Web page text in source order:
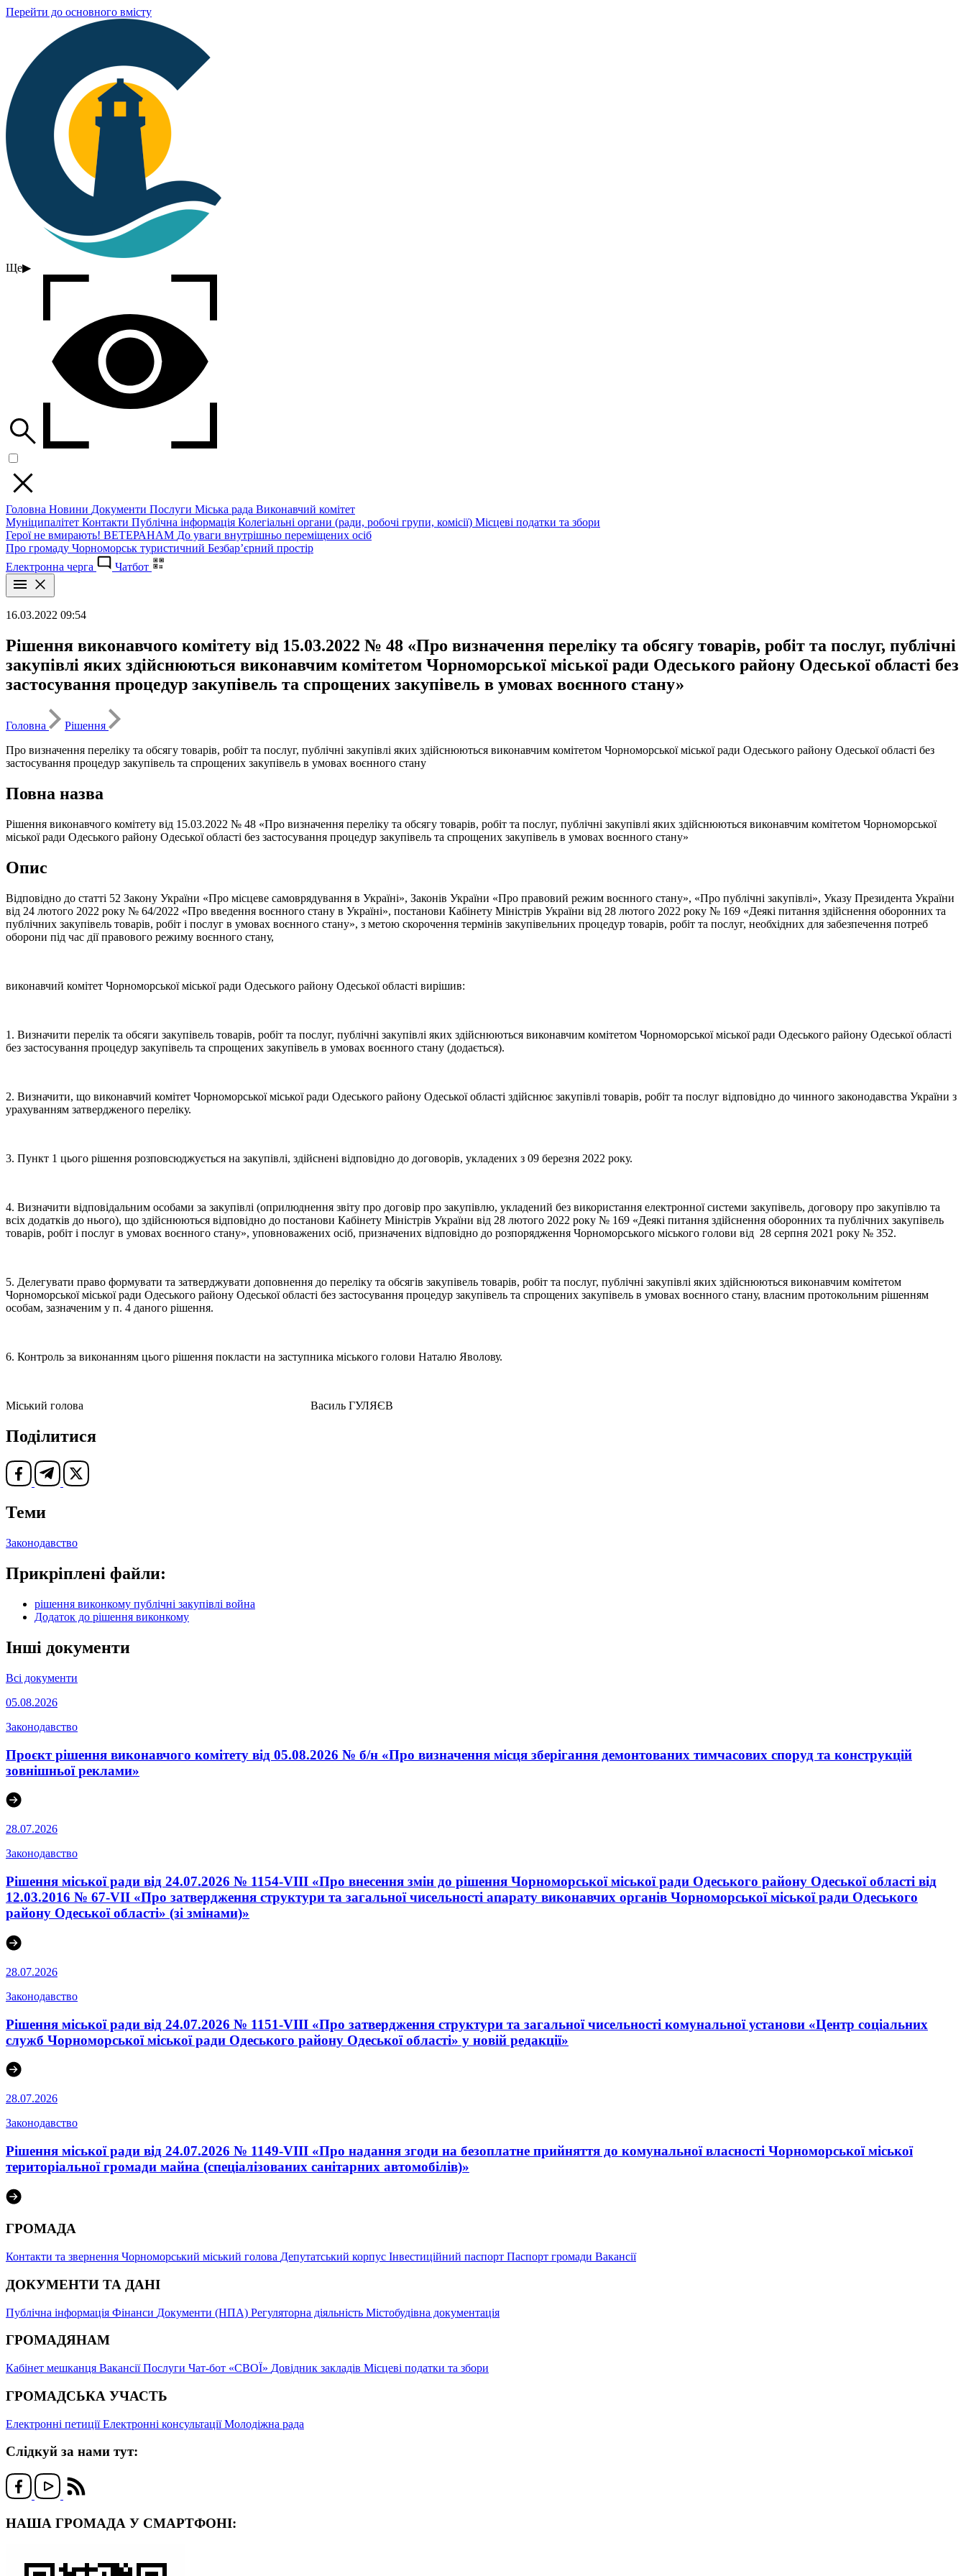
Перейти до основного вмісту
Ще▶
Головна Новини Документи Послуги Міська рада Виконавчий комітет
Муніципалітет Контакти Публічна інформація Колегіальні органи (ради, робочі групи, комісії) Місцеві податки та збори
Герої не вмирають! ВЕТЕРАНАМ До уваги внутрішньо переміщених осіб
Про громаду Чорноморськ туристичний Безбар’єрний простір
Електронна черга
Чатбот
16.03.2022 09:54
Рішення виконавчого комітету від 15.03.2022 № 48 «Про визначення переліку та обсягу товарів, робіт та послуг, публічні
закупівлі яких здійснюються виконавчим комітетом Чорноморської міської ради Одеського району Одеської області без
застосування процедур закупівель та спрощених закупівель в умовах воєнного стану»
Головна
Рішення
Про визначення переліку та обсягу товарів, робіт та послуг, публічні закупівлі яких здійснюються виконавчим комітетом Чорноморської міської ради Одеського району Одеської області без
застосування процедур закупівель та спрощених закупівель в умовах воєнного стану
Повна назва
Рішення виконавчого комітету від 15.03.2022 № 48 «Про визначення переліку та обсягу товарів, робіт та послуг, публічні закупівлі яких здійснюються виконавчим комітетом Чорноморської
міської ради Одеського району Одеської області без застосування процедур закупівель та спрощених закупівель в умовах воєнного стану»
Опис
Відповідно до статті 52 Закону України «Про місцеве самоврядування в Україні», Законів України «Про правовий режим воєнного стану», «Про публічні закупівлі», Указу Президента України
від 24 лютого 2022 року № 64/2022 «Про введення воєнного стану в Україні», постанови Кабінету Міністрів України від 28 лютого 2022 року № 169 «Деякі питання здійснення оборонних та
публічних закупівель товарів, робіт і послуг в умовах воєнного стану», з метою скорочення термінів закупівельних процедур товарів, робіт та послуг, необхідних для забезпечення потреб
оборони під час дії правового режиму воєнного стану,
виконавчий комітет Чорноморської міської ради Одеського району Одеської області вирішив:
1. Визначити перелік та обсяги закупівель товарів, робіт та послуг, публічні закупівлі яких здійснюються виконавчим комітетом Чорноморської міської ради Одеського району Одеської області
без застосування процедур закупівель та спрощених закупівель в умовах воєнного стану (додається).
2. Визначити, що виконавчий комітет Чорноморської міської ради Одеського району Одеської області здійснює закупівлі товарів, робіт та послуг відповідно до чинного законодавства України з
урахуванням затвердженого переліку.
3. Пункт 1 цього рішення розповсюджується на закупівлі, здійснені відповідно до договорів, укладених з 09 березня 2022 року.
4. Визначити відповідальним особами за закупівлі (оприлюднення звіту про договір про закупівлю, укладений без використання електронної системи закупівель, договору про закупівлю та
всіх додатків до нього), що здійснюються відповідно до постанови Кабінету Міністрів України від 28 лютого 2022 року № 169 «Деякі питання здійснення оборонних та публічних закупівель
товарів, робіт і послуг в умовах воєнного стану», уповноважених осіб, призначених відповідно до розпорядження Чорноморського міського голови від 28 серпня 2021 року № 352.
5. Делегувати право формувати та затверджувати доповнення до переліку та обсягів закупівель товарів, робіт та послуг, публічні закупівлі яких здійснюються виконавчим комітетом
Чорноморської міської ради Одеського району Одеської області без застосування процедур закупівель та спрощених закупівель в умовах воєнного стану, власним протокольним рішенням
особам, зазначеним у п. 4 даного рішення.
6. Контроль за виконанням цього рішення покласти на заступника міського голови Наталю Яволову.
Міський голова Василь ГУЛЯЄВ
Поділитися
Теми
Законодавство
Прикріплені файли:
рішення виконкому публічні закупівлі война
Додаток до рішення виконкому
Інші документи
Всі документи
05.08.2026
Законодавство
Проєкт рішення виконавчого комітету від 05.08.2026 № б/н «Про визначення місця зберігання демонтованих тимчасових споруд та конструкцій
зовнішньої реклами»
28.07.2026
Законодавство
Рішення міської ради від 24.07.2026 № 1154-VIII «Про внесення змін до рішення Чорноморської міської ради Одеського району Одеської області від
12.03.2016 № 67-VІI «Про затвердження структури та загальної чисельності апарату виконавчих органів Чорноморської міської ради Одеського
району Одеської області» (зі змінами)»
28.07.2026
Законодавство
Рішення міської ради від 24.07.2026 № 1151-VIII «Про затвердження структури та загальної чисельності комунальної установи «Центр соціальних
служб Чорноморської міської ради Одеського району Одеської області» у новій редакції»
28.07.2026
Законодавство
Рішення міської ради від 24.07.2026 № 1149-VIII «Про надання згоди на безоплатне прийняття до комунальної власності Чорноморської міської
територіальної громади майна (спеціалізованих санітарних автомобілів)»
ГРОМАДА
Контакти та звернення Чорноморський міський голова Депутатський корпус Інвестиційний паспорт Паспорт громади Вакансії
ДОКУМЕНТИ ТА ДАНІ
Публічна інформація Фінанси Документи (НПА) Регуляторна діяльність Містобудівна документація
ГРОМАДЯНАМ
Кабінет мешканця ВакансіїПослуги Чат-бот «СВОЇ» Довідник закладів Місцеві податки та збори
ГРОМАДСЬКА УЧАСТЬ
Електронні петиціїЕлектронні консультаціїМолодіжна рада
Слідкуй за нами тут:
НАША ГРОМАДА У СМАРТФОНІ: